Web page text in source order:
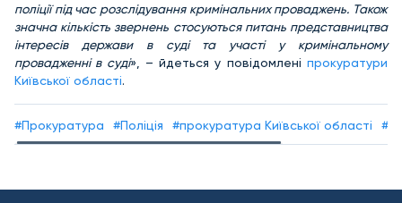
поліції під час розслідування кримінальних проваджень. Також
значна кількість звернень стосуються питань представництва
інтересів держави в суді та участі у кримінальному
провадженні в суді», – йдеться у повідомленіпрокуратури
Київської області.
#Прокуратура #Поліція #прокуратура Київської області